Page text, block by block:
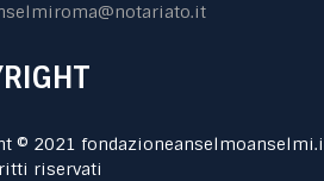
© 2021
riservati